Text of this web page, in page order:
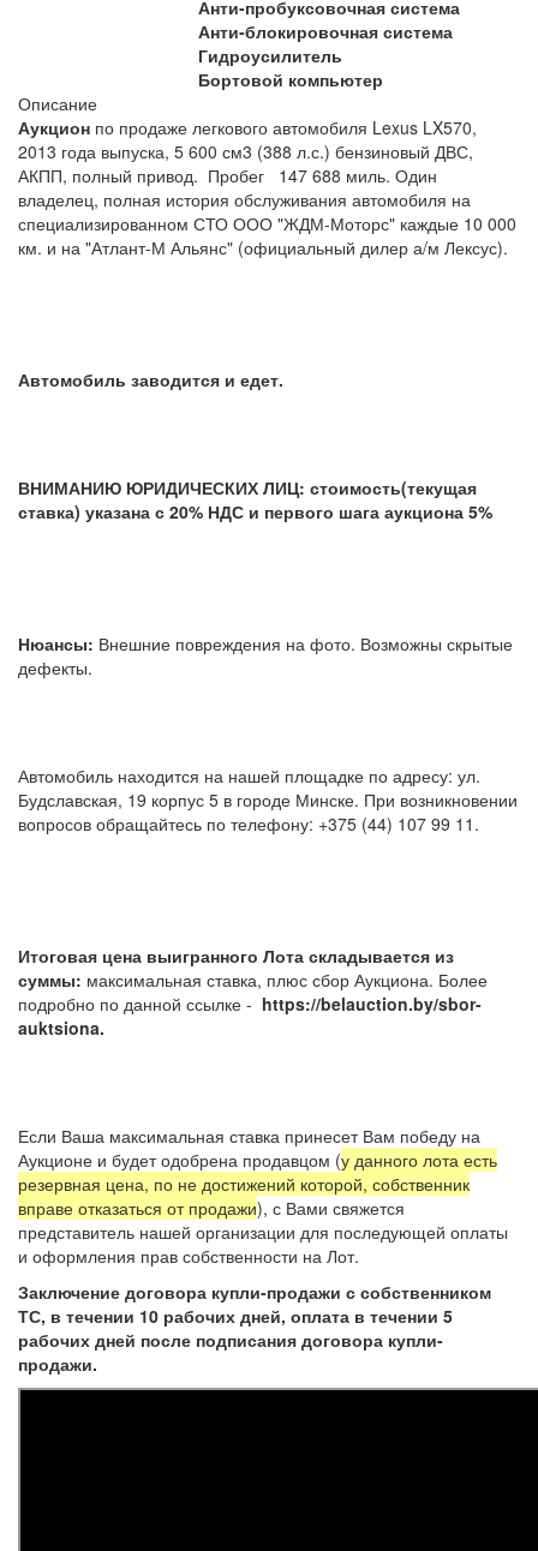
Анти-пробуксовочная система
Анти-блокировочная система
Гидроусилитель
Бортовой компьютер
Описание
Аукцион по продаже легкового автомобиля Lexus LX570,
2013 года выпуска, 5 600 см3 (388 л.с.) бензиновый ДВС,
АКПП, полный привод. Пробег 147 688 миль. Один
владелец, полная история обслуживания автомобиля на
специализированном СТО ООО "ЖДМ-Моторс" каждые 10 000
км. и на "Атлант-М Альянс" (официальный дилер а/м Лексус).
Автомобиль заводится и едет.
ВНИМАНИЮ ЮРИДИЧЕСКИХ ЛИЦ: стоимость(текущая
ставка) указана с 20% НДС и первого шага аукциона 5%
Нюансы: Внешние повреждения на фото. Возможны скрытые
дефекты.
Автомобиль находится на нашей площадке по адресу: ул.
Будславская, 19 корпус 5 в городе Минске. При возникновении
вопросов обращайтесь по телефону: +375 (44) 107 99 11.
Итоговая цена выигранного Лота складывается из
суммы: максимальная ставка, плюс сбор Аукциона. Более
подробно по данной ссылке - https://belauction.by/sbor-
auktsiona.
Если Ваша максимальная ставка принесет Вам победу на
Аукционе и будет одобрена продавцом (у данного лота есть
резервная цена, по не достижений которой, собственник
вправе отказаться от продажи), с Вами свяжется
представитель нашей организации для последующей оплаты
и оформления прав собственности на Лот.
Заключение договора купли-продажи с собственником
ТС, в течении 10 рабочих дней, оплата в течении 5
рабочих дней после подписания договора купли-
продажи.